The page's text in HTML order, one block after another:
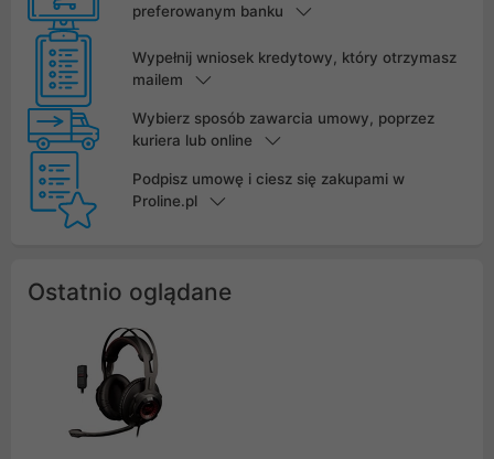
preferowanym banku
Wypełnij wniosek kredytowy, który otrzymasz
mailem
Wybierz sposób zawarcia umowy, poprzez
kuriera lub online
Podpisz umowę i ciesz się zakupami w
Proline.pl
Ostatnio oglądane